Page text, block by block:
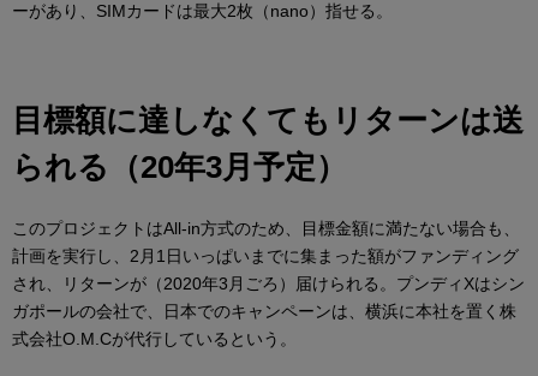
ーがあり、SIMカードは最大2枚（nano）指せる。
目標額に達しなくてもリターンは送
られる（20年3月予定）
このプロジェクトはAll-in方式のため、目標金額に満たない場合も、
計画を実行し、2月1日いっぱいまでに集まった額がファンディング
され、リターンが（2020年3月ごろ）届けられる。プンディXはシン
ガポールの会社で、日本でのキャンペーンは、横浜に本社を置く株
式会社O.M.Cが代行しているという。